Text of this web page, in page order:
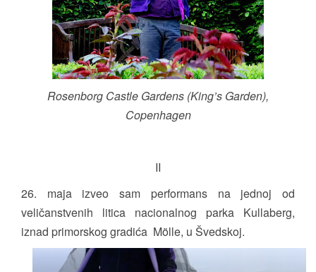
Rosenborg Castle Gardens (King’s Garden),
Copenhagen
II
26. maja izveo sam performans na jednoj od
veličanstvenih litica nacionalnog parka Kullaberg,
iznad primorskog gradića Mölle, u Švedskoj.